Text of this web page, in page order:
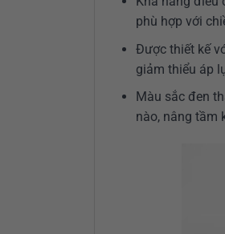
phù hợp với
Được thiết kế
giảm thiểu áp
Màu sắc đen
nào, nâng tầm